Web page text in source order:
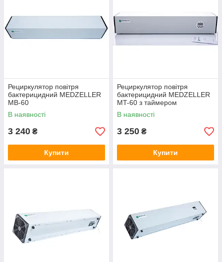
Рециркулятор повітря
бактерицидний MEDZELLER
MB-60
В наявності
3 240 ₴
Купити
Рециркулятор повітря
бактерицидний MEDZELLER
MT-60 з таймером
В наявності
3 250 ₴
Купити